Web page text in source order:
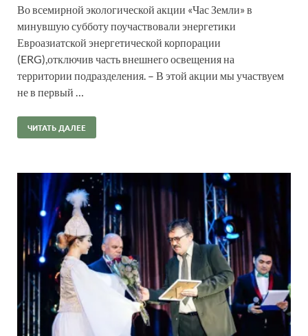
Во всемирной экологической акции «Час Земли» в
минувшую субботу поучаствовали энергетики
Евроазиатской энергетической корпорации
(ERG),отключив часть внешнего освещения на
территории подразделения. – В этой акции мы участвуем
не в первый …
ЧИТАТЬ ДАЛЕЕ